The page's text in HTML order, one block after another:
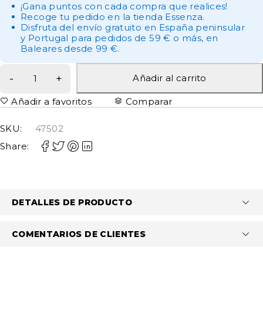
¡Gana puntos con cada compra que realices!
Recoge tu pedido en la tienda Essenza.
Disfruta del envío gratuito en España peninsular
y Portugal para pedidos de 59 € o más, en
Baleares desde 99 €.
Añadir al carrito
Añadir a favoritos Comparar
SKU:
47502
Share:
DETALLES DE PRODUCTO
COMENTARIOS DE CLIENTES